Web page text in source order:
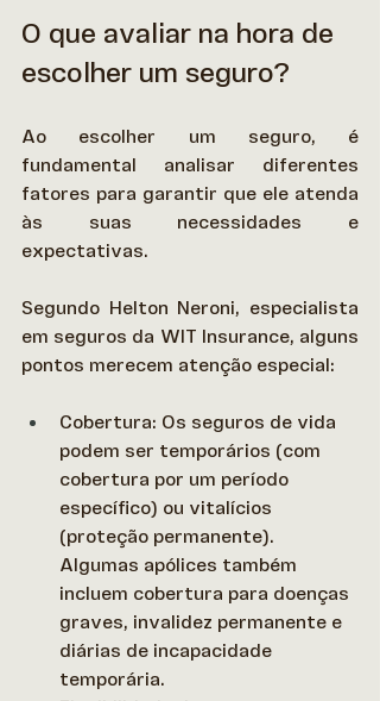
O que avaliar na hora de
escolher um seguro?
Ao escolher um seguro, é
fundamental analisar diferentes
fatores para garantir que ele atenda
às suas necessidades e
expectativas.
Segundo Helton Neroni, especialista
em seguros da WIT Insurance, alguns
pontos merecem atenção especial:
Cobertura: Os seguros de vida
podem ser temporários (com
cobertura por um período
específico) ou vitalícios
(proteção permanente).
Algumas apólices também
incluem cobertura para doenças
graves, invalidez permanente e
diárias de incapacidade
temporária.